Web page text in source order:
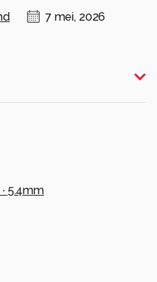
7 mei, 2026
5.4mm